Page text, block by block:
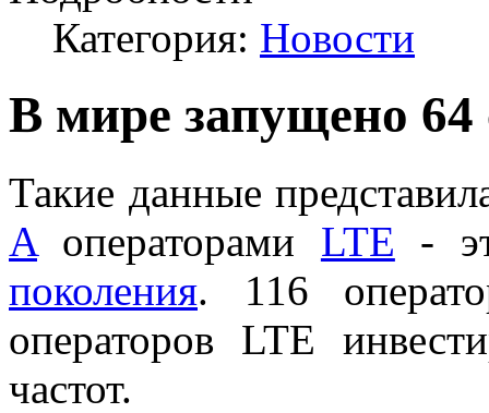
Категория: Новости
В мире запущено 64
Такие данные
Aоператорами LTE -
поколения. 116
операторов LTE
частот.